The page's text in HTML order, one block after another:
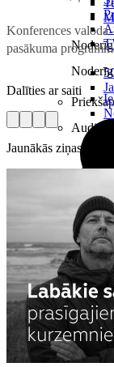
Audio
Konferences valoda
pasākuma
Dalīties ar saiti
Jaunākās ziņas